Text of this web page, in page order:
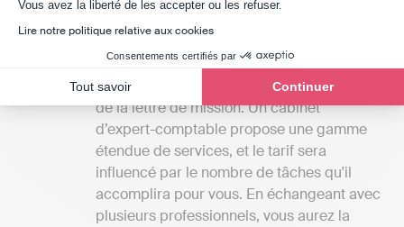
Vous avez la liberté de les accepter ou les refuser.
Lire notre politique relative aux cookies
Consentements certifiés par
Tout savoir Continuer
Clarifiez vos besoins
comptables peuvent varier
considérablement en fonction des termes
de la lettre de mission. Un cabinet
d’expert-comptable propose une gamme
étendue de services, et le tarif sera
influencé par le nombre de tâches qu'il
accomplira pour vous. En échangeant avec
plusieurs professionnels, vous aurez la